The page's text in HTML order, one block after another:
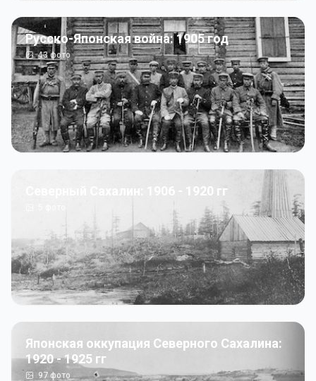
Русско-Японская война: 1905 год
43фото
Северный Сахалин: 1906 - 1920 гг
Японская оккупация Северного Сахалина:
1920 - 1925 гг
97 фото